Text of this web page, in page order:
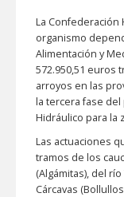
La Confederación
organismo
Alimentación y
572.950,51 euros
arroyos en las
la tercera fase
Hidráulico para la
Las actuaciones
tramos de los
(Algámitas), del
Cárcavas